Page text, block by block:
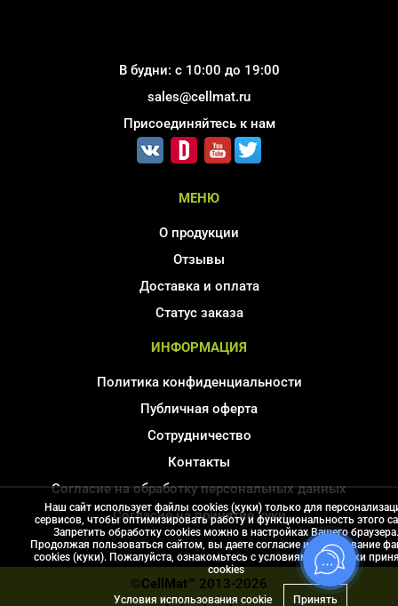
В будни: с 10:00 до 19:00
sales@cellmat.ru
Присоединяйтесь к нам
МЕНЮ
О продукции
Отзывы
Доставка и оплата
Статус заказа
ИНФОРМАЦИЯ
Политика конфиденциальности
Публичная оферта
Сотрудничество
Контакты
Согласие на обработку персональных данных
Соглаcие на принятие куки
Карта сайта
©CellMat™ 2013-2026
Наш сайт использует файлы cookies (куки) только для
сервисов, чтобы оптимизировать работу и функциональность этого
Запретить обработку cookies можно в настройках Вашего браузера.
Продолжая пользоваться сайтом, вы даете согласие использование
cookies (куки). Пожалуйста, ознакомьтесь с условиями политики
сookies
Условия использования cookie Принять